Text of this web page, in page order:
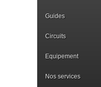
Guides
Circuits
Equipement
Nos services